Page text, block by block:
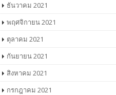
ธันวาคม 2021
พฤศจิกายน 2021
ตุลาคม 2021
กันยายน 2021
สิงหาคม 2021
กรกฎาคม 2021